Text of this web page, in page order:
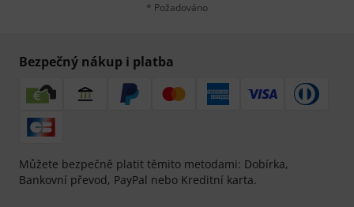
* Požadováno
Bezpečný nákup i platba
Můžete bezpečně platit těmito metodami: Dobírka,
Bankovní převod, PayPal nebo Kreditní karta.